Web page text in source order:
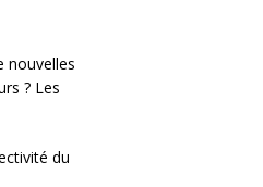
nouvelles
? Les
du